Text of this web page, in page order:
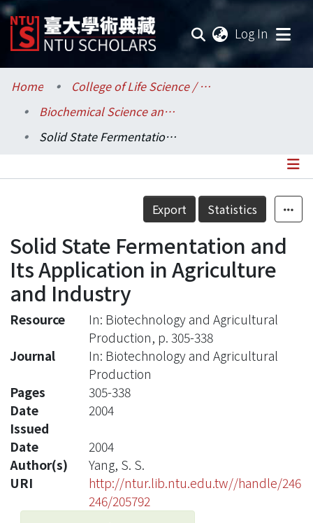
Log In
Communities & Collections
Research Outputs
Statistics
Home
College of Life Science / 生命科學院
Biochemical Science and Technology / 生化科技學系
Solid State Fermentation and Its Application in Agriculture and Industry
Details
Export Statistics
Solid State Fermentation and
Its Application in Agriculture
and Industry
Resource
In: Biotechnology and Agricultural
Production, p. 305-338
Journal
In: Biotechnology and Agricultural
Production
Pages
305-338
Date
Issued
2004
Date
2004
Author(s)
Yang, S. S.
URI
http://ntur.lib.ntu.edu.tw//handle/246
246/205792